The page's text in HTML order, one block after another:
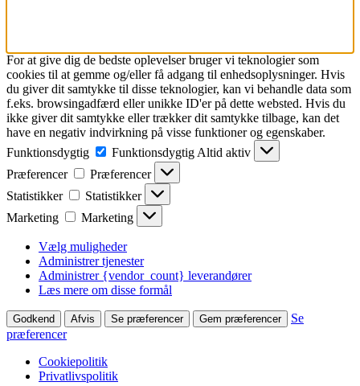
For at give dig de bedste oplevelser bruger vi teknologier som
cookies til at gemme og/eller få adgang til enhedsoplysninger. Hvis
du giver dit samtykke til disse teknologier, kan vi behandle data som
f.eks. browsingadfærd eller unikke ID'er på dette websted. Hvis du
ikke giver dit samtykke eller trækker dit samtykke tilbage, kan det
have en negativ indvirkning på visse funktioner og egenskaber.
Funktionsdygtig
Funktionsdygtig Altid aktiv
Præferencer
Præferencer
Statistikker
Statistikker
Marketing
Marketing
Vælg muligheder
Administrer tjenester
Administrer {vendor_count} leverandører
Læs mere om disse formål
Godkend Afvis Se præferencer Gem præferencer
Se
præferencer
Cookiepolitik
Privatlivspolitik